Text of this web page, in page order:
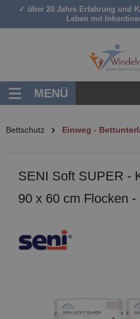
springen
✓ über 20 Jahre Erfahrung und
Leben mit
MENÜ
Bettschutz Einweg -
SENI Soft SUPER -
90 x 60 cm Flocken